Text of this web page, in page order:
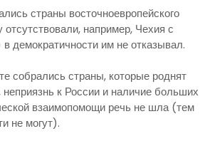
страны восточноевропейского
например, Чехия с
демократичности им не отказывал.
страны, которые роднят
к России и наличие больших
взаимопомощи речь не шла (тем
не могут).